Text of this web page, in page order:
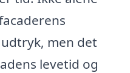
men det
levetid og